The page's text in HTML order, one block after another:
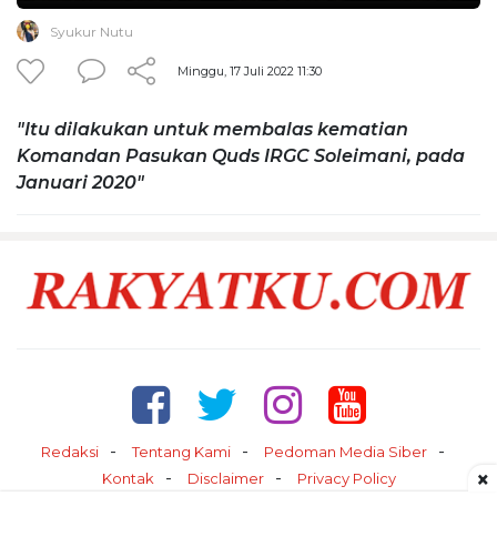
Syukur Nutu
Minggu, 17 Juli 2022 11:30
"Itu dilakukan untuk membalas kematian
Komandan Pasukan Quds IRGC Soleimani, pada
Januari 2020"
Redaksi Tentang Kami
Pedoman Media Siber
Kontak
Disclaimer Privacy Policy ×